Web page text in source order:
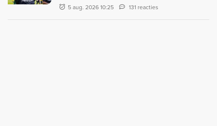
5 aug. 2026 10:25 131 reacties